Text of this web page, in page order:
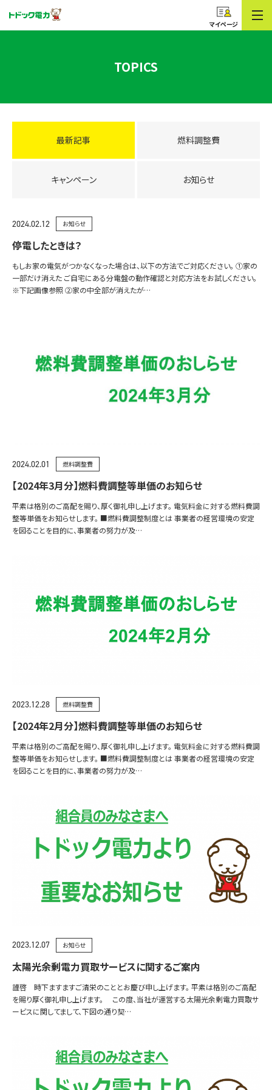
マイページ
TOPICS
最新記事 燃料調整費
キャンペーン お知らせ
2024.02.12 お知らせ
停電したときは？
もしお家の電気がつかなくなった場合は、以下の方法でご対応ください。 ①家の
一部だけ消えた ご自宅にある分電盤の動作確認と対応方法をお試しください。
※下記画像参照 ②家の中全部が消えたが…
2024.02.01 燃料調整費
【2024年3月分】燃料費調整等単価のお知らせ
平素は格別のご高配を賜り、厚く御礼申し上げます。 電気料金に対する燃料費調
整等単価をお知らせします。 ■燃料費調整制度とは 事業者の経営環境の安定
を図ることを目的に、事業者の努力が及…
2023.12.28 燃料調整費
【2024年2月分】燃料費調整等単価のお知らせ
平素は格別のご高配を賜り、厚く御礼申し上げます。 電気料金に対する燃料費調
整等単価をお知らせします。 ■燃料費調整制度とは 事業者の経営環境の安定
を図ることを目的に、事業者の努力が及…
2023.12.07 お知らせ
太陽光余剰電力買取サービスに関するご案内
謹啓 時下ますますご清栄のこととお慶び申し上げます。 平素は格別のご高配
を賜り厚く御礼申し上げます。 この度、当社が運営する太陽光余剰電力買取サ
ービスに関してまして、下図の通り契…